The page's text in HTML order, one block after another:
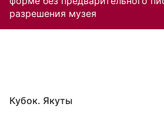
разрешения музея
Кубок. Якуты